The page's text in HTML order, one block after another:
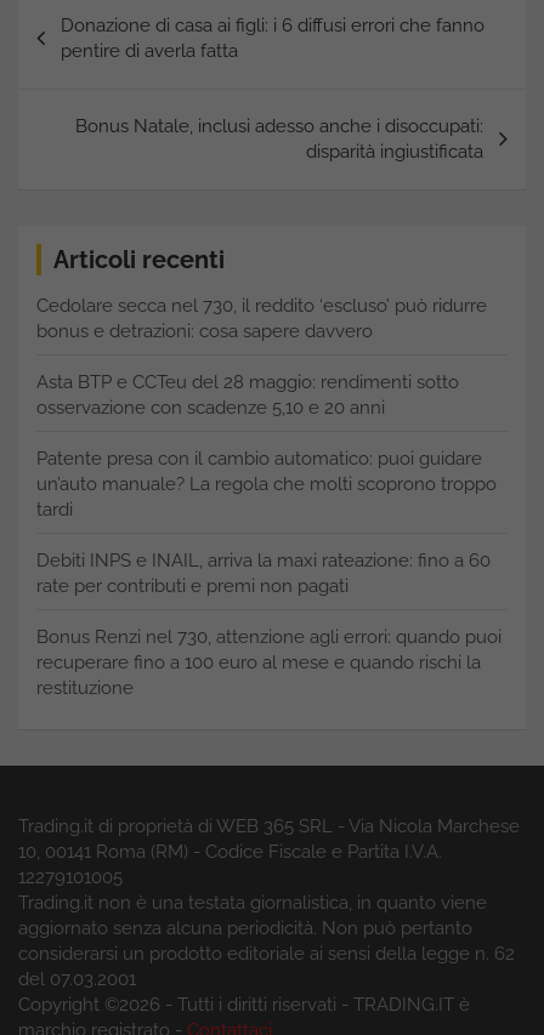
Navigazione
articoli
Donazione di casa ai figli: i 6 diffusi errori che fanno
pentire di averla fatta
Bonus Natale, inclusi adesso anche i disoccupati:
disparità ingiustificata
Articoli recenti
Cedolare secca nel 730, il reddito ‘escluso’ può ridurre
bonus e detrazioni: cosa sapere davvero
Asta BTP e CCTeu del 28 maggio: rendimenti sotto
osservazione con scadenze 5,10 e 20 anni
Patente presa con il cambio automatico: puoi guidare
un’auto manuale? La regola che molti scoprono troppo
tardi
Debiti INPS e INAIL, arriva la maxi rateazione: fino a 60
rate per contributi e premi non pagati
Bonus Renzi nel 730, attenzione agli errori: quando puoi
recuperare fino a 100 euro al mese e quando rischi la
restituzione
Trading.it di proprietà di WEB 365 SRL - Via Nicola Marchese
10, 00141 Roma (RM) - Codice Fiscale e Partita I.V.A.
12279101005
Trading.it non è una testata giornalistica, in quanto viene
aggiornato senza alcuna periodicità. Non può pertanto
considerarsi un prodotto editoriale ai sensi della legge n. 62
del 07.03.2001
Copyright ©2026 - Tutti i diritti riservati - TRADING.IT è
marchio registrato - Contattaci